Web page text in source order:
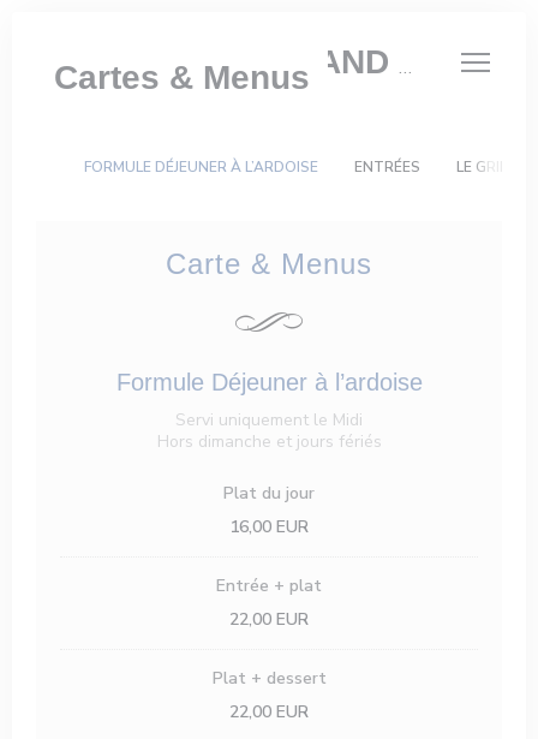
KEATING STEAK AND WINE HOUSE
Cartes & Menus
Carte & Menus
Formule Déjeuner à l’ardoise
Servi uniquement le Midi
Hors dimanche et jours fériés
Plat du jour
16,00 EUR
Entrée + plat
22,00 EUR
Plat + dessert
22,00 EUR
FORMULE DÉJEUNER À L’ARDOISE ENTRÉES LE GRILL